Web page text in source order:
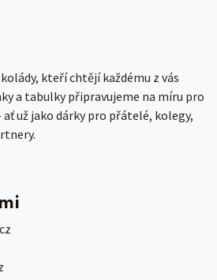
kteří chtějí každému z vás
a tabulky připravujeme na míru pro
už jako dárky pro přátelé, kolegy,